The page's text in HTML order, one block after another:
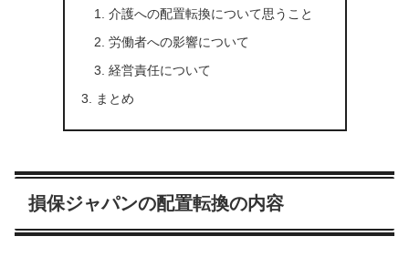
介護への配置転換について思うこと
労働者への影響について
経営責任について
まとめ
損保ジャパンの配置転換の内容